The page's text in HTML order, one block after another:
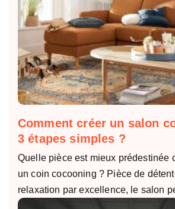
Comment créer un salon
3 étapes simples ?
Quelle pièce est mieux prédestinée
un coin cocooning ? Pièce de
relaxation par excellence, le salon